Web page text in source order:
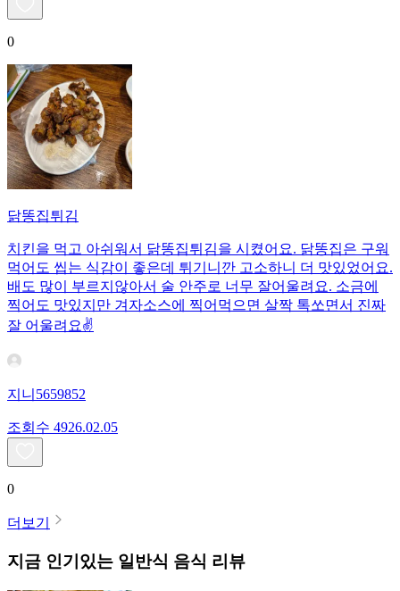
0
닭똥집튀김
치킨을 먹고 아쉬워서 닭똥집튀김을 시켰어요. 닭똥집은 구워
먹어도 씹는 식감이 좋은데 튀기니깐 고소하니 더 맛있었어요.
배도 많이 부르지않아서 술 안주로 너무 잘어울려요. 소금에
찍어도 맛있지만 겨자소스에 찍어먹으면 살짝 톡쏘면서 진짜
잘 어울려요✌️
지니5659852
조회수 4926.02.05
0
더보기
지금 인기있는 일반식 음식 리뷰